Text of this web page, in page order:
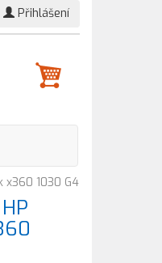
Přihlášení
x360 1030 G4